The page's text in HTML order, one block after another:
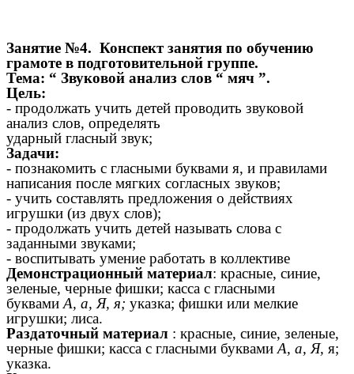
Занятие №4. Конспект занятия по обучению
грамоте в подготовительной группе.
Тема: “ Звуковой анализ слов “ мяч ”.
Цель:
- продолжать учить детей проводить звуковой
анализ слов, определять
ударный гласный звук;
Задачи:
- познакомить с гласными буквами я, и правилами
написания после мягких согласных звуков;
- учить составлять предложения о действиях
игрушки (из двух слов);
- продолжать учить детей называть слова с
заданными звуками;
- воспитывать умение работать в коллективе
Демонстрационный материал: красные, синие,
зеленые, черные фишки; касса с гласными
буквамиА, а, Я, я; указка; фишки или мелкие
игрушки; лиса.
Раздаточный материал : красные, синие, зеленые,
черные фишки; касса с гласными буквамиА, а, Я, я;
указка.